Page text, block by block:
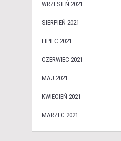
WRZESIEŃ 2021
SIERPIEŃ 2021
LIPIEC 2021
CZERWIEC 2021
MAJ 2021
KWIECIEŃ 2021
MARZEC 2021